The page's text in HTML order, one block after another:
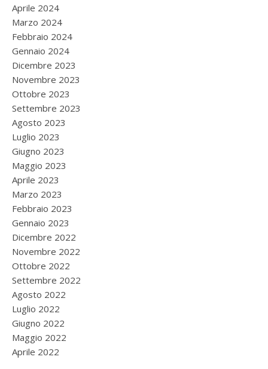
Aprile 2024
Marzo 2024
Febbraio 2024
Gennaio 2024
Dicembre 2023
Novembre 2023
Ottobre 2023
Settembre 2023
Agosto 2023
Luglio 2023
Giugno 2023
Maggio 2023
Aprile 2023
Marzo 2023
Febbraio 2023
Gennaio 2023
Dicembre 2022
Novembre 2022
Ottobre 2022
Settembre 2022
Agosto 2022
Luglio 2022
Giugno 2022
Maggio 2022
Aprile 2022